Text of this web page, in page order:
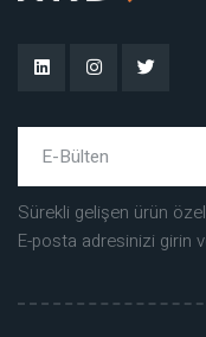
Sürekli gelişen ürün
E-posta adresinizi girin